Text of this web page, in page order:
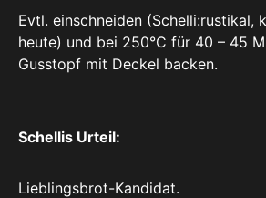
Evtl. einschneiden (Schelli:rustikal,
heute) und bei 250°C für 40 – 45
Gusstopf mit Deckel backen.
Schellis Urteil:
Lieblingsbrot-Kandidat.